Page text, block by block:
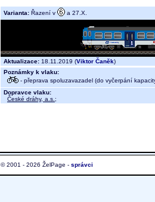
Varianta: Řazení v a 27.X.
Aktualizace: 18.11.2019 (Viktor Čaněk)
Poznámky k vlaku:
- přeprava spoluzavazadel (do vyčerpání
Dopravce vlaku:
České dráhy, a.s. ;
© 2001 - 2026 ŽelPage - správci